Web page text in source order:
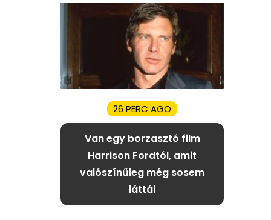
26 PERC AGO
Van egy borzasztó film
Harrison Fordtól, amit
valószínűleg még sosem
láttál